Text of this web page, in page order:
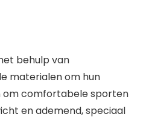
behulp van
materialen om hun
om comfortabele sporten
en ademend, speciaal